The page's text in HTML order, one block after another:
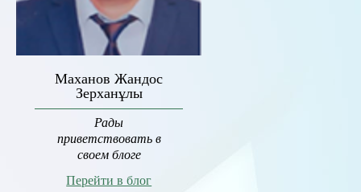
Маханов Жандос
Зерханұлы
Рады
приветствовать в
своем блоге
Перейти в блог